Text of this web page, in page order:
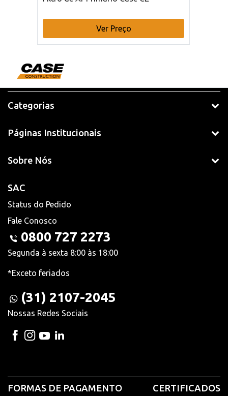
Ver Preço
Categorias
Páginas Institucionais
Sobre Nós
SAC
Status do Pedido
Fale Conosco
0800 727 2273
Segunda à sexta 8:00 às 18:00
*Exceto feriados
(31) 2107-2045
Nossas Redes Sociais
FORMAS DE PAGAMENTO CERTIFICADOS